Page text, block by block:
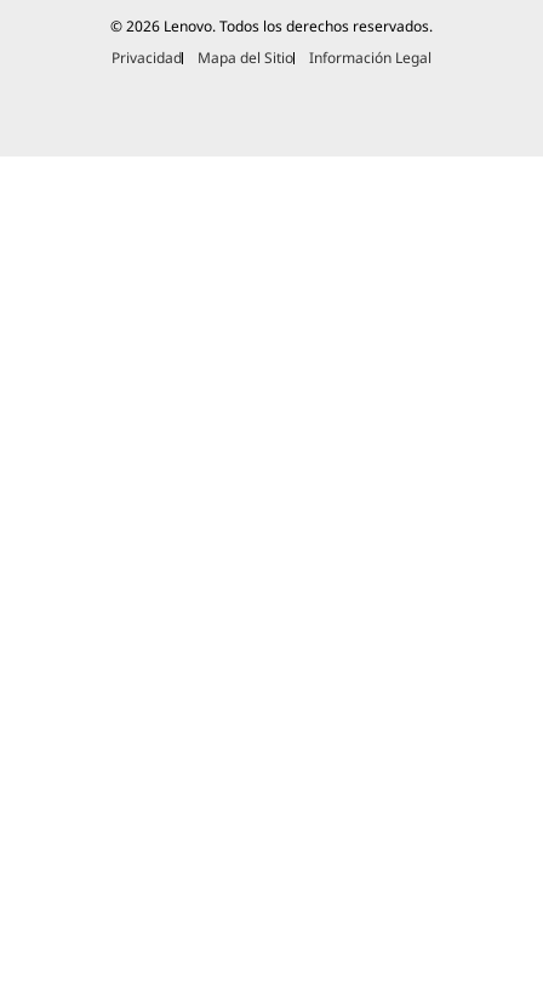
© 2026 Lenovo. Todos los derechos reservados.
Privacidad
Mapa del Sitio Información Legal